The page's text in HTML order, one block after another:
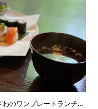
のワンプレートランチ...